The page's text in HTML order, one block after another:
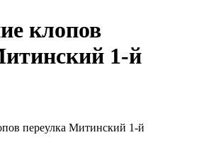
клопов
1-й
переулка Митинский 1-й